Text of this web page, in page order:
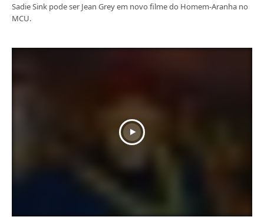
Sadie Sink pode ser Jean Grey em novo filme do Homem-Aranha no
MCU.